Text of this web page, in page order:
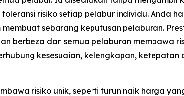
risiko setiap pelabur individu. Anda
sebarang keputusan pelaburan.
berbeza dan semua pelaburan membawa
kesesuaian, kelengkapan,
risiko unik, seperti turun naik harga